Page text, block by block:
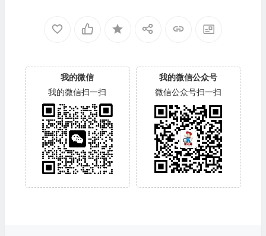
我的微信
我的微信扫一扫
我的微信公众号
微信公众号扫一扫